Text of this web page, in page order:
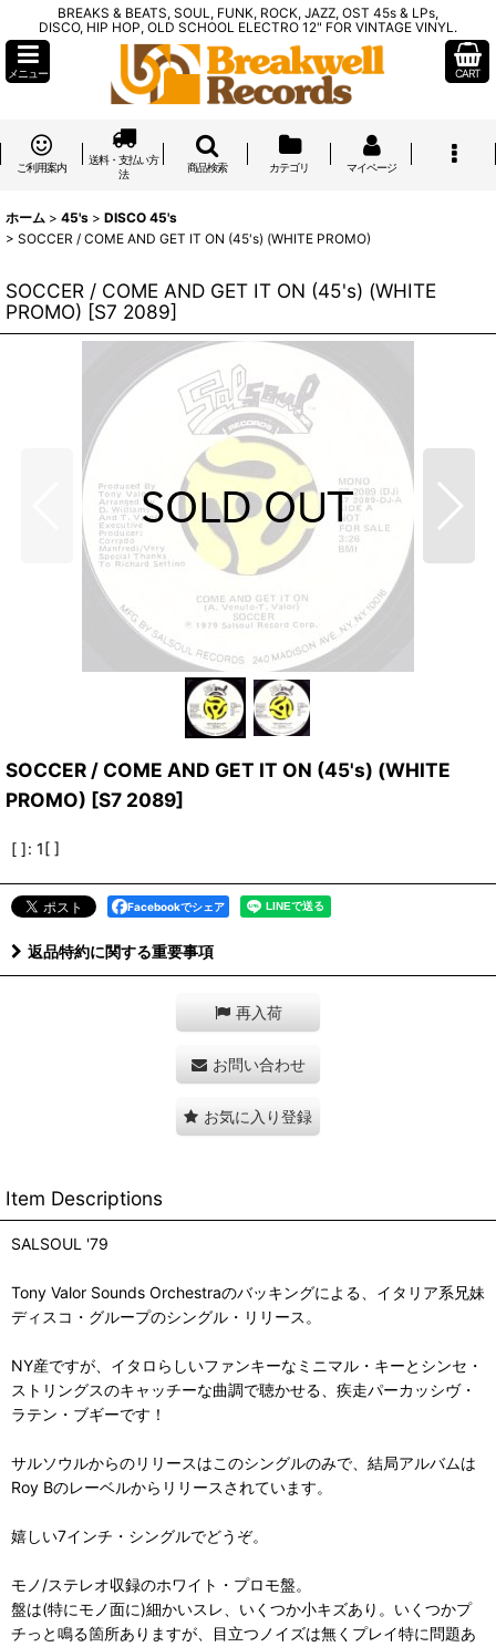
BREAKS & BEATS, SOUL, FUNK, ROCK, JAZZ, OST 45s & LPs,
DISCO, HIP HOP, OLD SCHOOL ELECTRO 12" FOR VINTAGE VINYL.
メニュー CART
ご利用案内
送料・支払い方
法
商品検索 カテゴリ マイページ
ホーム > 45's > DISCO 45's
> SOCCER / COME AND GET IT ON (45's) (WHITE PROMO)
SOCCER / COME AND GET IT ON (45's) (WHITE
PROMO) [S7 2089]
SOCCER / COME AND GET IT ON (45's) (WHITE
PROMO) [S7 2089]
[ ]: 1[ ]
Facebookでシェア
返品特約に関する重要事項
再入荷
お問い合わせ
お気に入り登録
Item Descriptions
SALSOUL '79
Tony Valor Sounds Orchestraのバッキングによる、イタリア系兄妹
ディスコ・グループのシングル・リリース。
NY産ですが、イタロらしいファンキーなミニマル・キーとシンセ・
ストリングスのキャッチーな曲調で聴かせる、疾走パーカッシヴ・
ラテン・ブギーです！
サルソウルからのリリースはこのシングルのみで、結局アルバムは
Roy Bのレーベルからリリースされています。
嬉しい7インチ・シングルでどうぞ。
モノ/ステレオ収録のホワイト・プロモ盤。
盤は(特にモノ面に)細かいスレ、いくつか小キズあり。いくつかプ
チっと鳴る箇所ありますが、目立つノイズは無くプレイ特に問題あ